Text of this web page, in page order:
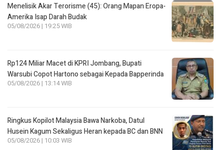
Menelisik Akar Terorisme (45): Orang Mapan Eropa-
Amerika Isap Darah Budak
05/08/2026 | 19:25 WIB
Rp124 Miliar Macet di KPRI Jombang, Bupati
Warsubi Copot Hartono sebagai Kepada Bapperinda
05/08/2026 | 13:14 WIB
Ringkus Kopilot Malaysia Bawa Narkoba, Datul
Husein Kagum Sekaligus Heran kepada BC dan BNN
05/08/2026 | 10:03 WIB